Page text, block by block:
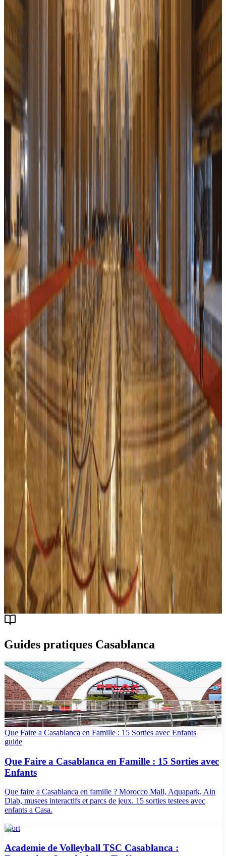
29974
excursion
302
MAD
Tres bien note
Reservable
Casablanca : Visite historique avec prise en charge
et retour à l'hôtel
Casablanca
Découvrez les souks animés, les mosquées majestueuses et les
riches saveurs de Casablanca lors d'une visite culturelle qui célèbre
l'héritage et l'hospitalité marocains.
354
Réserver maintenant
excursion
MAD
Tres bien note Reservable
Casablanca : Tour de ville avec billet d'entrée à la
Mosquée Hassan II
Casablanca
Découvrez les points forts de Casablanca lors d'une visite d'une
demi-journée en petit groupe. Explorez les destinations les plus
fascinantes de la ville, du Rick's Café aux rues de l'époque
coloniale. Détendez-vous dans le transport climatisé.
1178
Réserver maintenant
Plus d'activités àCasablanca
Guides pratiques Casablanca
top10
Les meilleurs hôtels à Casablanca en 2026
Sélection 2026 des meilleurs hôtels à Casablanca : Maarif, Anfa,
Corniche, centre-ville. Tarifs, équipements et avis vérifiés Booking.
Que Faire a Casablanca en Famille : 15 Sorties avec Enfants
guide
Que Faire a Casablanca en Famille : 15 Sorties avec
Enfants
Que faire a Casablanca en famille ? Morocco Mall, Aquapark, Ain
Diab, musees interactifs et parcs de jeux. 15 sorties testees avec
enfants a Casa.
sport
Academie de Volleyball TSC Casablanca :